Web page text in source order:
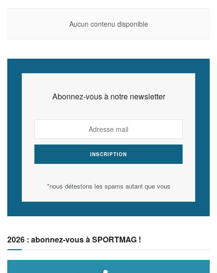
Aucun contenu disponible
Abonnez-vous à notre newsletter
*nous détestons les spams autant que vous
2026 : abonnez-vous à SPORTMAG !